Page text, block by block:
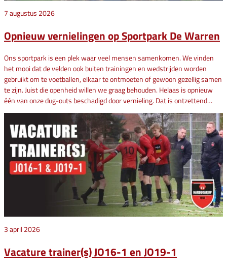
7 augustus 2026
Opnieuw vernielingen op Sportpark De Warren
Ons sportpark is een plek waar veel mensen samenkomen. We vinden
het mooi dat de velden ook buiten trainingen en wedstrijden worden
gebruikt om te voetballen, elkaar te ontmoeten of gewoon gezellig samen
te zijn. Juist die openheid willen we graag behouden. Helaas is opnieuw
één van onze dug-outs beschadigd door vernieling. Dat is ontzettend…
3 april 2026
Vacature trainer(s) JO16-1 en JO19-1